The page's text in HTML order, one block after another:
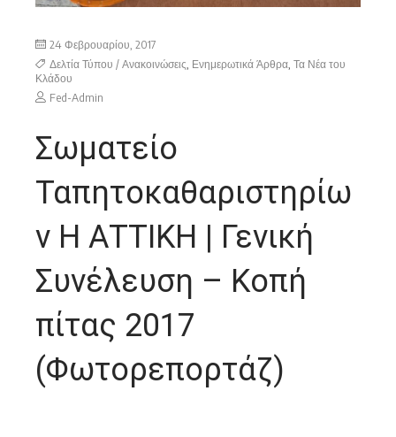
24 Φεβρουαρίου, 2017
Δελτία Τύπου / Ανακοινώσεις, Ενημερωτικά Άρθρα, Τα Νέα του
Κλάδου
Fed-Admin
Σωματείο
Ταπητοκαθαριστηρίω
ν Η ΑΤΤΙΚΗ | Γενική
Συνέλευση – Κοπή
πίτας 2017
(Φωτορεπορτάζ)